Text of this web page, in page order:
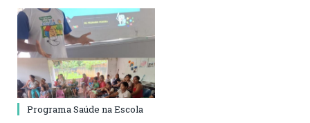
Programa Saúde na Escola